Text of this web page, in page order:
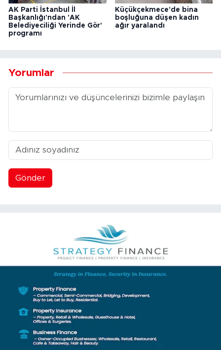
AK Parti İstanbul İl
Başkanlığı'ndan 'AK
Belediyeciliği Yerinde Gör'
programı
Küçükçekmece'de bina
boşluğuna düşen kadın
ağır yaralandı
Yorumlar
Gönder